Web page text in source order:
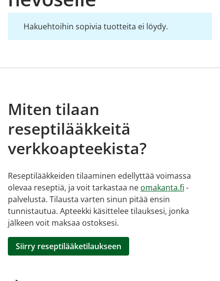
Hakuehtoihin sopivia tuotteita ei löydy.
Miten tilaan
reseptilääkkeitä
verkkoapteekista?
Reseptilääkkeiden tilaaminen edellyttää voimassa
olevaa reseptiä, ja voit tarkastaa ne omakanta.fi -
palvelusta. Tilausta varten sinun pitää ensin
tunnistautua. Apteekki käsittelee tilauksesi, jonka
jälkeen voit maksaa ostoksesi.
Siirry reseptilääketilaukseen